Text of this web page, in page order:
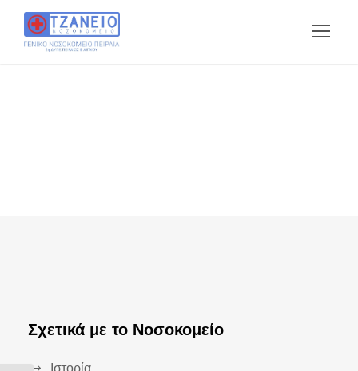
Σχετικά με το Νοσοκομείο
Ιστορία